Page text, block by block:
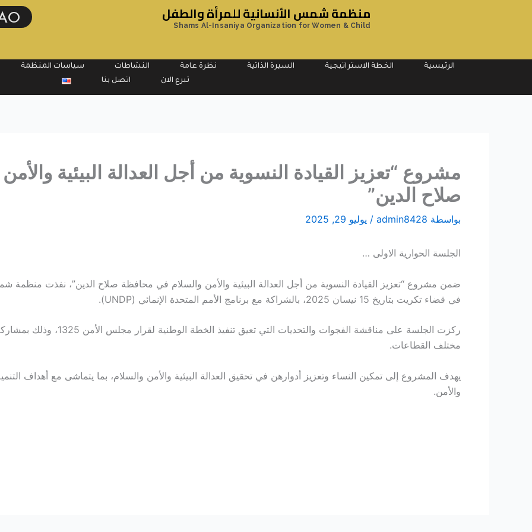
منظمة شمس الأنسانية للمرأة والطفل
Shams Al-Insaniya Organization for Women & Child
الرئيسية الخطة الاستراتيجية السيرة الذاتية نظرة عامة النشاطات سياسات المنظمة
تبرع الان
اتصل بنا
مشروع “تعزيز القيادة النسوية من أجل العدالة البيئية
صلاح الدين”
بواسطة admin8428
/ يوليو 29, 2025
الجلسة الحوارية الاولى …
في قضاء تكريت بتاريخ 15 نيسان 2025، بالشراكة مع برنامج الأمم المتحدة الإنمائي (UNDP).
ركزت الجلسة على مناقشة الفجوات
مختلف القطاعات.
يهدف المشروع إلى تمكين النساء وتعزيز أدوارهن في تحقيق العدالة البيئية والأمن والسلام، بما يتماشى مع أهداف
والأمن.